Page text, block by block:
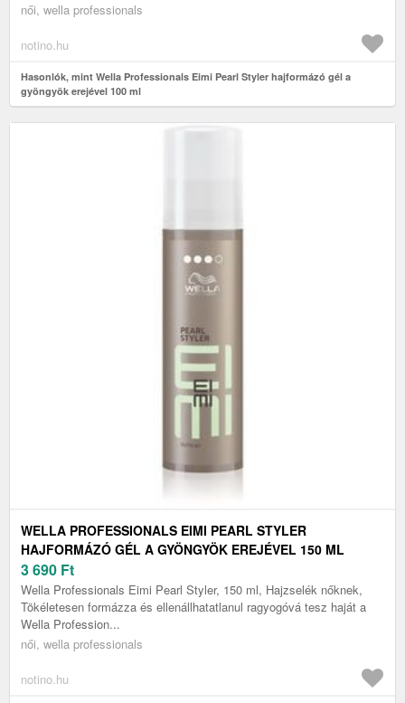
női, wella professionals
notino.hu
Hasonlók, mint Wella Professionals Eimi Pearl Styler hajformázó gél a
gyöngyök erejével 100 ml
WELLA PROFESSIONALS EIMI PEARL STYLER
HAJFORMÁZÓ GÉL A GYÖNGYÖK EREJÉVEL 150 ML
3 690 Ft
Wella Professionals Eimi Pearl Styler, 150 ml, Hajzselék nőknek,
Tökéletesen formázza és ellenállhatatlanul ragyogóvá tesz haját a
Wella Profession...
női, wella professionals
notino.hu